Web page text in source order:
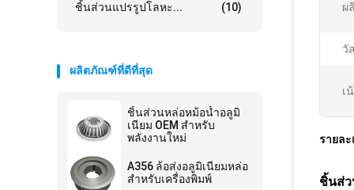
ชิ้นส่วนแปรรูปโลหะ... (10)
ผลิตภัณฑ์ที่ดีที่สุด
ชิ้นส่วนหล่อหม้อน้ำอลูมิ
เนียม OEM สำหรับ
พลังงานใหม่
A356 ล้อส่งอลูมิเนียมหล่อ
สำหรับเครื่องพิมพ์
ผ
วั
เ
รายละ
ชิ้นส่ว